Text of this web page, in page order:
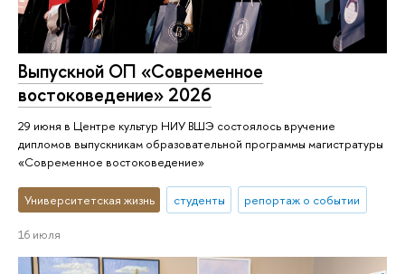
Выпускной ОП «Современное
востоковедение» 2026
29 июня в Центре культур НИУ ВШЭ состоялось вручение
дипломов выпускникам образовательной программы магистратуры
«Современное востоковедение»
Университетская жизнь студенты репортаж о событии
16 июля